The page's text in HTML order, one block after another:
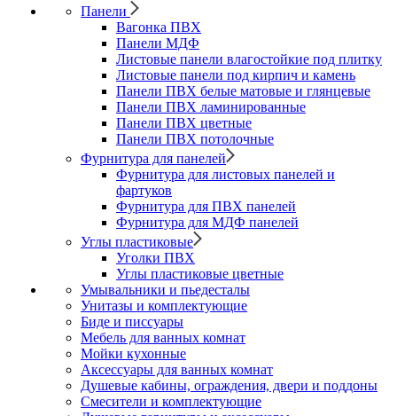
Панели
Вагонка ПВХ
Панели МДФ
Листовые панели влагостойкие под плитку
Листовые панели под кирпич и камень
Панели ПВХ белые матовые и глянцевые
Панели ПВХ ламинированные
Панели ПВХ цветные
Панели ПВХ потолочные
Фурнитура для панелей
Фурнитура для листовых панелей и
фартуков
Фурнитура для ПВХ панелей
Фурнитура для МДФ панелей
Углы пластиковые
Уголки ПВХ
Углы пластиковые цветные
Умывальники и пьедесталы
Унитазы и комплектующие
Биде и писсуары
Мебель для ванных комнат
Мойки кухонные
Аксессуары для ванных комнат
Душевые кабины, ограждения, двери и поддоны
Смесители и комплектующие